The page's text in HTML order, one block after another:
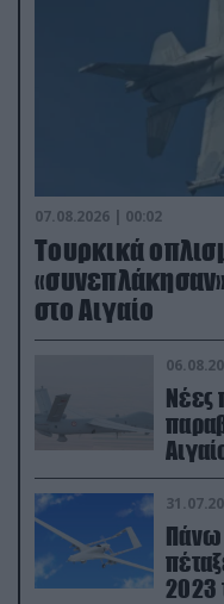
07.08.2026 | 00:02
Τουρκικά
στο Αιγαίο
Νέες
Πάνω
2023